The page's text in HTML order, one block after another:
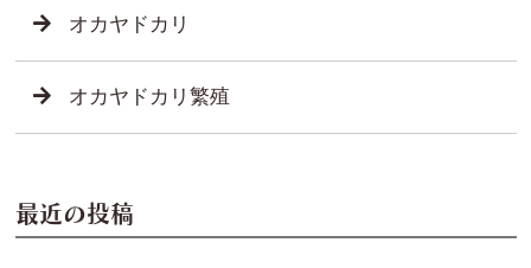
オカヤドカリ
オカヤドカリ繁殖
最近の投稿